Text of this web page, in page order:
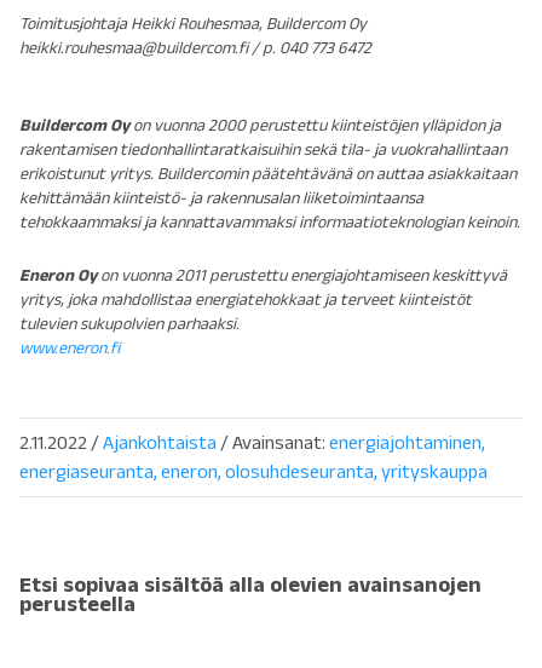
Toimitusjohtaja Heikki Rouhesmaa, Buildercom Oy
heikki.rouhesmaa@buildercom.fi / p. 040 773 6472
Buildercom Oyon vuonna 2000 perustettu kiinteistöjen ylläpidon ja
rakentamisen tiedonhallintaratkaisuihin sekä tila- ja vuokrahallintaan
erikoistunut yritys. Buildercomin päätehtävänä on auttaa asiakkaitaan
kehittämään kiinteistö- ja rakennusalan liiketoimintaansa
tehokkaammaksi ja kannattavammaksi informaatioteknologian keinoin.
Eneron Oyon vuonna 2011 perustettu energiajohtamiseen keskittyvä
yritys, joka mahdollistaa energiatehokkaat ja terveet kiinteistöt
tulevien sukupolvien parhaaksi.
www.eneron.fi
2.11.2022 /Ajankohtaista / Avainsanat: energiajohtaminen
energiaseuranta eneron olosuhdeseuranta yrityskauppa
Etsi sopivaa sisältöä alla olevien avainsanojen
perusteella